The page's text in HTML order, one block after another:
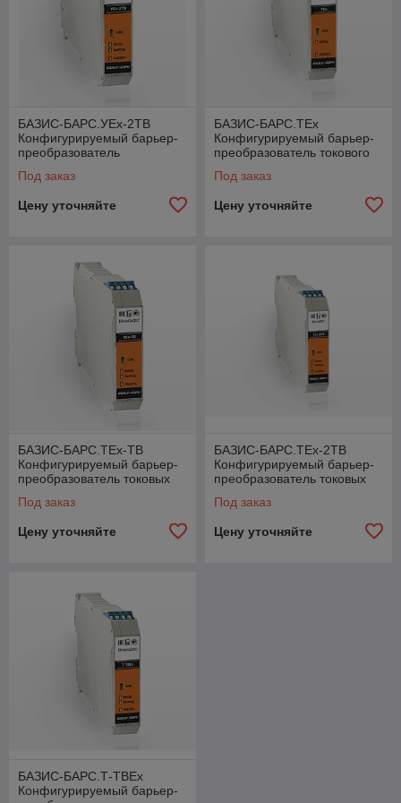
БАЗИС-БАРС.УEx-2ТВ
Конфигурируемый барьер-
преобразователь
температурного сигнала в
Под заказ
Цену уточняйте
БАЗИС-БАРС.ТEx
Конфигурируемый барьер-
преобразователь токового
Под заказ
Цену уточняйте
БАЗИС-БАРС.ТEx-ТВ
Конфигурируемый барьер-
преобразователь токовых
Под заказ
Цену уточняйте
БАЗИС-БАРС.ТEx-2ТВ
Конфигурируемый барьер-
преобразователь токовых
делителя
Под заказ
Цену уточняйте
БАЗИС-БАРС.Т-ТВEx
Конфигурируемый барьер-